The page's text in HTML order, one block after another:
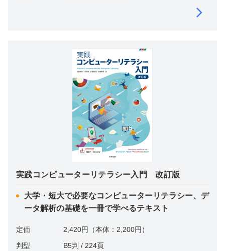
実践コンピューターリテラシー入門 改訂版
大学・短大で必要なコンピューターリテラシー、デ
ータ解析の基礎を一冊で学べるテキスト
定価
2,420円（本体：2,200円）
判型
B5判 / 224頁